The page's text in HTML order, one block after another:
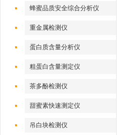
蜂蜜品质安全综合分析仪
重金属检测仪
蛋白质含量分析仪
粗蛋白含量测定仪
茶多酚检测仪
甜蜜素快速测定仪
吊白块检测仪